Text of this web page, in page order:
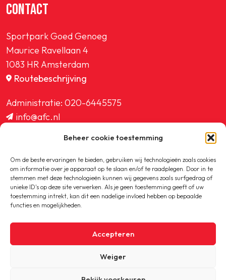
Beheer cookie toestemming
Om de beste ervaringen te bieden, gebruiken wij technologieën zoals cookies
om informatie over je apparaat op te slaan en/of te raadplegen. Door in te
stemmen met deze technologieën kunnen wij gegevens zoals surfgedrag of
unieke ID's op deze site verwerken. Als je geen toestemming geeft of uw
toestemming intrekt, kan dit een nadelige invloed hebben op bepaalde
functies en mogelijkheden.
Accepteren
Weiger
CONTACT
Sportpark Goed Genoeg
Maurice Ravellaan 4
1083 HR Amsterdam
Routebeschrijving
Administratie: 020-6445575
info@afc.nl
ledenadministratie@afc.nl
Copyright © 2020-2026 AFC
Privacybeleid